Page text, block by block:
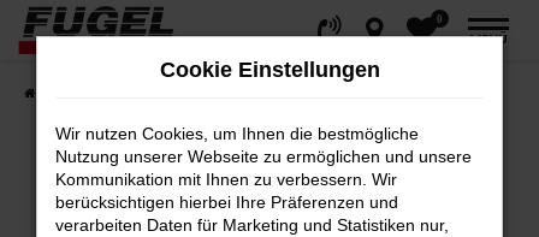
Zum
Hauptinhalt
springen
0
MENÜ
Fehler: Network Error
Cookie Einstellungen
Wir nutzen Cookies, um Ihnen die bestmögliche
Nutzung unserer Webseite zu ermöglichen und unsere
Kommunikation mit Ihnen zu verbessern. Wir
berücksichtigen hierbei Ihre Präferenzen und
verarbeiten Daten für Marketing und Statistiken nur,